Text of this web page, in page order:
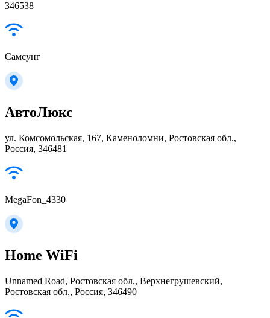
346538
Самсунг
АвтоЛюкс
ул. Комсомольская, 167, Каменоломни, Ростовская обл.,
Россия, 346481
MegaFon_4330
Home WiFi
Unnamed Road, Ростовская обл., Верхнегрушевский,
Ростовская обл., Россия, 346490